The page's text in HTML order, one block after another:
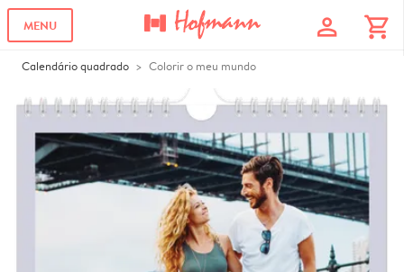
MENU profile shopping_cart
Calendário quadrado Colorir o meu mundo